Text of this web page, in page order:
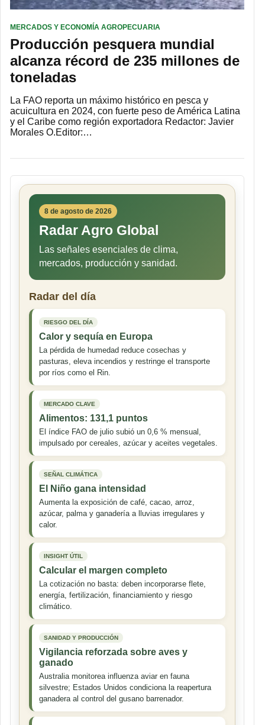
MERCADOS Y ECONOMÍA AGROPECUARIA
Producción pesquera mundial
alcanza récord de 235 millones de
toneladas
La FAO reporta un máximo histórico en pesca y
acuicultura en 2024, con fuerte peso de América Latina
y el Caribe como región exportadora Redactor: Javier
Morales O.Editor:…
8 de agosto de 2026
Radar Agro Global
Las señales esenciales de clima,
mercados, producción y sanidad.
Radar del día
RIESGO DEL DÍA
Calor y sequía en Europa
La pérdida de humedad reduce cosechas y
pasturas, eleva incendios y restringe el transporte
por ríos como el Rin.
MERCADO CLAVE
Alimentos: 131,1 puntos
El índice FAO de julio subió un 0,6 % mensual,
impulsado por cereales, azúcar y aceites vegetales.
SEÑAL CLIMÁTICA
El Niño gana intensidad
Aumenta la exposición de café, cacao, arroz,
azúcar, palma y ganadería a lluvias irregulares y
calor.
INSIGHT ÚTIL
Calcular el margen completo
La cotización no basta: deben incorporarse flete,
energía, fertilización, financiamiento y riesgo
climático.
SANIDAD Y PRODUCCIÓN
Vigilancia reforzada sobre aves y
ganado
Australia monitorea influenza aviar en fauna
silvestre; Estados Unidos condiciona la reapertura
ganadera al control del gusano barrenador.